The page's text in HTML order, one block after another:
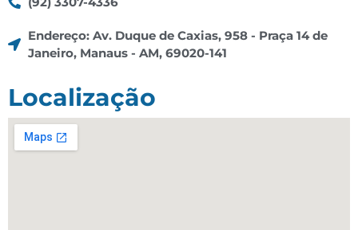
Endereço: Av. Duque de Caxias, 958 - Praça 14 de
Janeiro, Manaus - AM, 69020-141
Localização